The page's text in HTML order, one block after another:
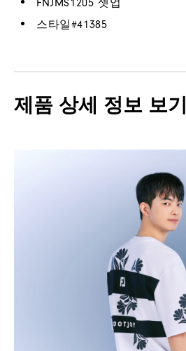
FNJMS1205 셋업
스타일#41385
제품 상세 정보 보기